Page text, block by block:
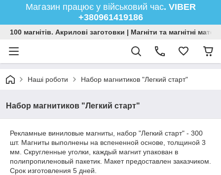
Магазин працює у військовий час. VIBER
+380961419186
100 магнітів. Акрилові заготовки | Магніти та магнітні
Наші роботи Набор магнитиков "Легкий старт"
Набор магнитиков "Легкий старт"
Рекламные виниловые магниты, набор "Легкий старт" - 300
шт. Магниты выполнены на вспененной основе, толщиной 3
мм. Скругленные уголки, каждый магнит упакован в
полипропиленовый пакетик. Макет предоставлен заказчиком.
Срок изготовления 5 дней.